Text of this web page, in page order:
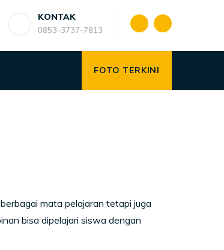
KONTAK
0853-3737-7813
FOTO TERKINI
mata pelajaran tetapi juga
bisa dipelajari siswa dengan